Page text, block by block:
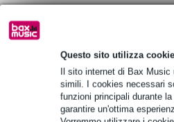
Questo sito utilizza
Il sito internet di Bax
simili. I cookies necessari
funzioni principali durante
garantire un'ottima
Informazioni sul prodotto
dimensioni dello schermo: 10,1 pollici
Specifiche complete